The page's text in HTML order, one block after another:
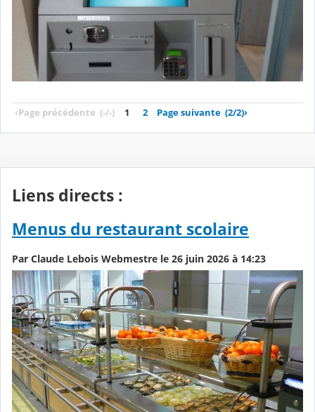
‹Page précédente (-/-) 1 2 Page suivante (2/2)›
Liens directs :
Menus du restaurant scolaire
Par Claude Lebois Webmestre le 26 juin 2026 à 14:23